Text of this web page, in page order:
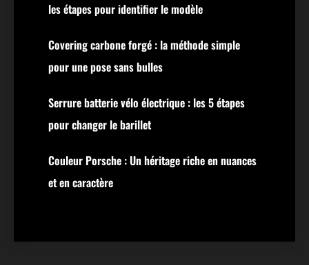
les étapes pour identifier le modèle
Covering carbone forgé : la méthode simple
pour une pose sans bulles
Serrure batterie vélo électrique : les 5 étapes
pour changer le barillet
Couleur Porsche : Un héritage riche en nuances
et en caractère